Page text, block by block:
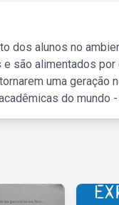
dos alunos no
são alimentados por
uma geração
do mundo -